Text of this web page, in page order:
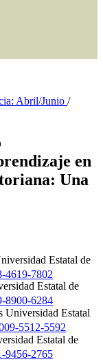
Abril/Junio /
en
Una
Estatal de
4619-7802
Estatal de
8900-6284
Universidad Estatal
5512-5592
Estatal de
9456-2765